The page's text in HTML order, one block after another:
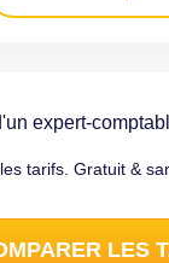
expert-
tarifs. Gratuit &
LES